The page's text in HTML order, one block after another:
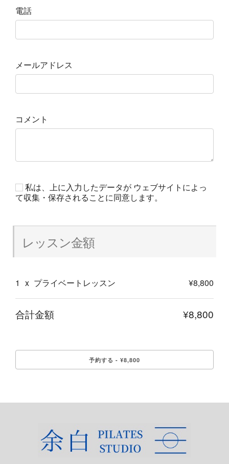
電話
メールアドレス
コメント
私は、上に入力したデータが ウェブサイトによっ
て収集・保存されることに同意します。
レッスン金額
1 x プライベートレッスン ¥8,800
合計金額 ¥8,800